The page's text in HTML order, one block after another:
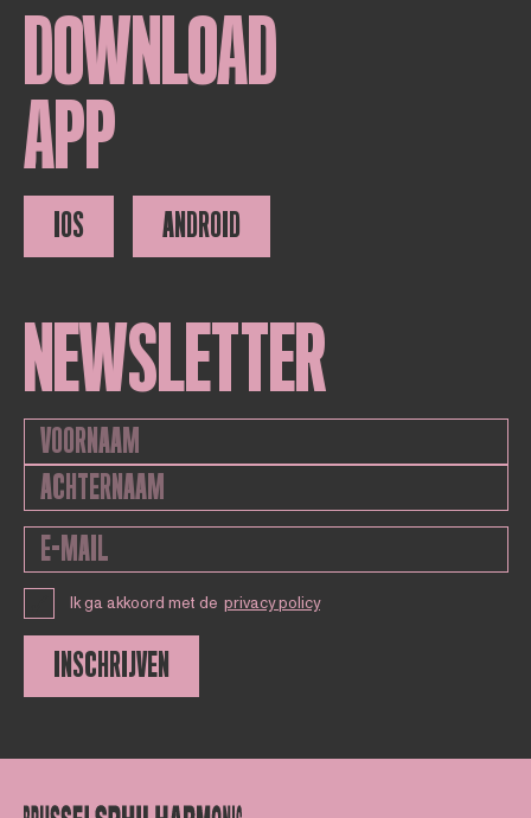
DOWNLOAD
APP
IOS ANDROID
NEWSLETTER
Ik ga akkoord met de privacy policy
INSCHRIJVEN